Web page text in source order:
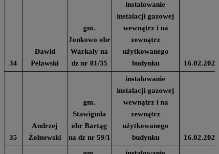
34
Dawid
Pelawski
gm.
Jonkowo obr
Warkały na
dz nr 81/35
instalowanie
instalacji gazowej
wewnątrz i na
zewnątrz
użytkowanego
budynku
16.02.2024
35
Andrzej
Żołnowski
gm.
Stawiguda
obr Bartąg
na dz nr 59/1
instalowanie
instalacji gazowej
wewnątrz i na
zewnątrz
użytkowanego
budynku
16.02.2024